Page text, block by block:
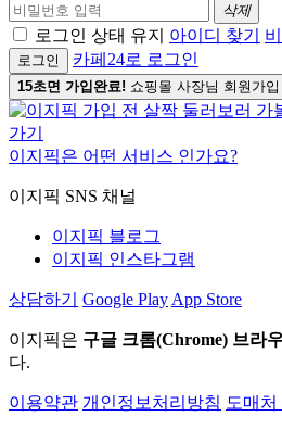
삭제
로그인 상태 유지 아이디 찾기
로그인 카페24로 로그인
15초면 가입완료! 쇼핑몰 사장님 회원가입
이지픽은 어떤 서비스 인가요?
이지픽 SNS 채널
이지픽 블로그
이지픽 인스타그램
상담하기 Google Play App Store
이지픽은 구글 크롬(Chrome) 브라
다.
이용약관 개인정보처리방침 도매처